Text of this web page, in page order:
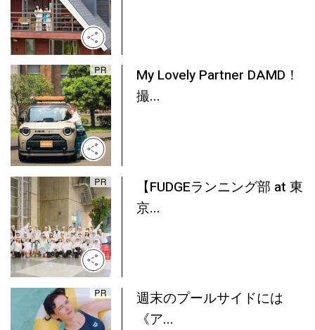
My Lovely Partner DAMD！
撮...
【FUDGEランニング部 at 東
京...
週末のプールサイドには
《ア...